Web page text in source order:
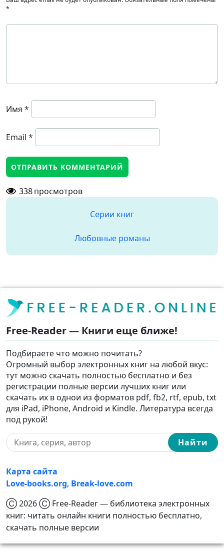
*
Имя *
Email *
338просмотров
Серии книг
Любовные романы
Free-Reader — Книги еще ближе!
Подбираете что можно почитать?
Огромный выбор электронных книг на любой вкус:
тут можно скачать полностью бесплатно и без
регистрации полные версии лучших книг или
скачать их в однои из форматов pdf, fb2, rtf, epub, txt
для iPad, iPhone, Android и Kindle. Литература всегда
под рукой!
Найти
Карта сайта
Love-books.org, Break-love.com
Ⓒ 2026 Ⓒ Free-Reader — библиотека электронных
книг: читать онлайн книги полностью бесплатно,
скачать полные версии